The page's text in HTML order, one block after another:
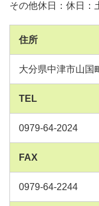
その他休日：休日：
住所
大分県中津市山国
TEL
0979-64-2024
FAX
0979-64-2244